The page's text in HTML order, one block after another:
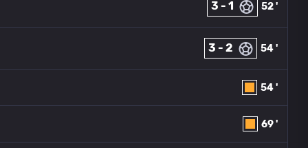
52 '
3 - 1
54 '
3 - 2
54 '
69 '